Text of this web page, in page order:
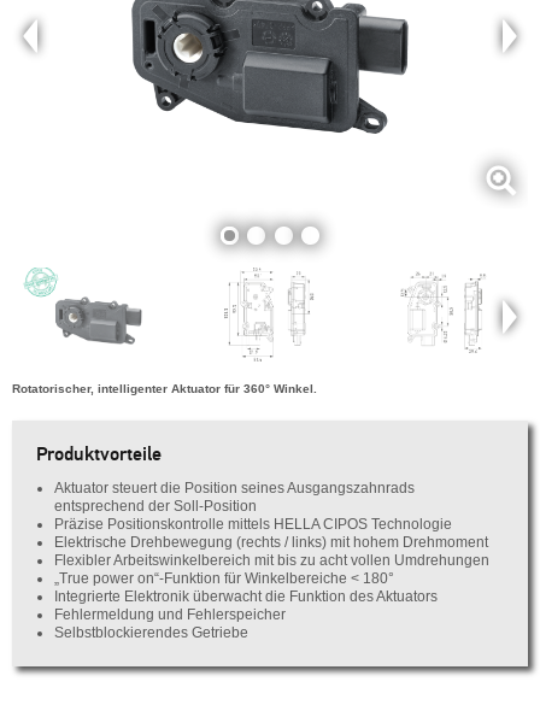
Rotatorischer, intelligenter Aktuator für 360° Winkel.
Produktvorteile
Aktuator steuert die Position seines Ausgangszahnrads
entsprechend der Soll-Position
Präzise Positionskontrolle mittels HELLA CIPOS Technologie
Elektrische Drehbewegung (rechts / links) mit hohem Drehmoment
Flexibler Arbeitswinkelbereich mit bis zu acht vollen Umdrehungen
„True power on“-Funktion für Winkelbereiche < 180°
Integrierte Elektronik überwacht die Funktion des Aktuators
Fehlermeldung und Fehlerspeicher
Selbstblockierendes Getriebe